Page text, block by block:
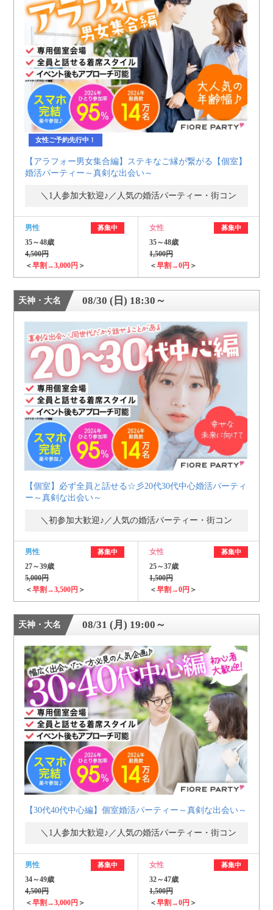
女性ご予約先行中！
【アラフォー男女集合編】ステキなご縁が繋がる【個室】
婚活パーティー～真剣な出会い～
＼1人参加大歓迎♪／人気の婚活パーティー・街コン
男性 募集中
35～48歳
4,500円
＜早割→3,000円 ＞
女性 募集中
35～48歳
1,500円
＜早割→0円 ＞
天神・大名 08/30 (日) 18:30～
【個室】必ず全員と話せる☆彡20代30代中心婚活パーティ
ー～真剣な出会い～
＼初参加大歓迎♪／人気の婚活パーティー・街コン
男性 募集中
27～39歳
5,000円
＜早割→3,500円 ＞
女性 募集中
25～37歳
1,500円
＜早割→0円 ＞
天神・大名 08/31 (月) 19:00～
【30代40代中心編】個室婚活パーティー～真剣な出会い～
＼1人参加大歓迎♪／人気の婚活パーティー・街コン
男性 募集中
34～49歳
4,500円
＜早割→3,000円 ＞
女性 募集中
32～47歳
1,500円
＜早割→0円 ＞